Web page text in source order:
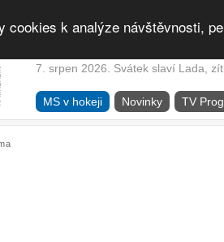
cookies k analýze návštěvnosti,
7. srpen 2026. Svátek slaví Lada,
MS v hokeji Novinky TV